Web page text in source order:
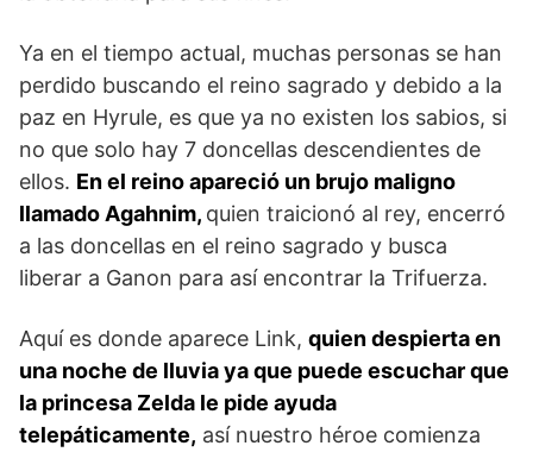
Ya en el tiempo actual, muchas personas se han
perdido buscando el reino sagrado y debido a la
paz en Hyrule, es que ya no existen los sabios, si
no que solo hay 7 doncellas descendientes de
ellos. En el reino apareció un brujo maligno
llamado Agahnim, quien traicionó al rey, encerró
a las doncellas en el reino sagrado y busca
liberar a Ganon para así encontrar la Trifuerza.
Aquí es donde aparece Link, quien despierta en
una noche de lluvia ya que puede escuchar que
la princesa Zelda le pide ayuda
telepáticamente, así nuestro héroe comienza